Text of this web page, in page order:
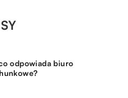
odpowiada biuro